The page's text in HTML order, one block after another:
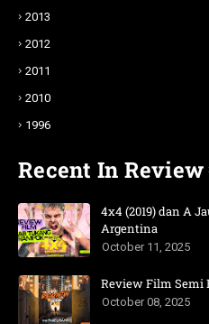
2013
2012
2011
2010
1996
Recent In Review
4x4 (2019) dan A
Argentina
October 11, 2025
Review Film Semi
October 08, 2025